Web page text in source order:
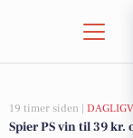
19 timer siden |
Spier PS vin til 39